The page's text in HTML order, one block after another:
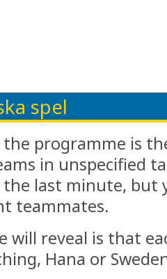
spel
programme is
in unspecified
last minute, but
teammates.
will reveal is that
Hana or